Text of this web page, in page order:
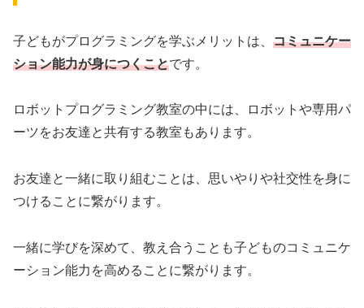
子どもがプログラミングを学ぶメリットは、 コミュニケー
ション能力が身につくことです。
ロボットプログラミング教室の中には、ロボットや専用パ
ーツをお友達と共有する教室もあります。
お友達と一緒に取り組むことは、思いやりや社交性を身に
つけることに繋がります。
一緒に学びを深めて、教え合うことも子どものコミュニケ
ーション能力を高めることに繋がります。